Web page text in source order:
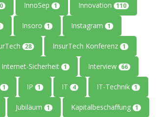
InnoSep 1 Innovation 110
Insoro 1 Instagram 1
28 InsurTech Konferenz 1
Internet-Sicherheit 1 Interview 66
1 IP 1 IT 4 IT-Technik 1
Jubiläum 1 Kapitalbeschaffung 1